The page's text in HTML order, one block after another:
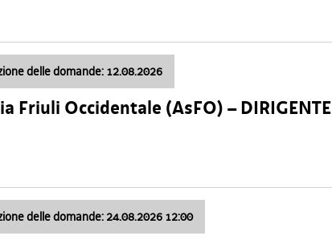
delle domande: 12.08.2026
Friuli Occidentale (AsFO) – DIRIGENTE
delle domande: 24.08.2026 12:00